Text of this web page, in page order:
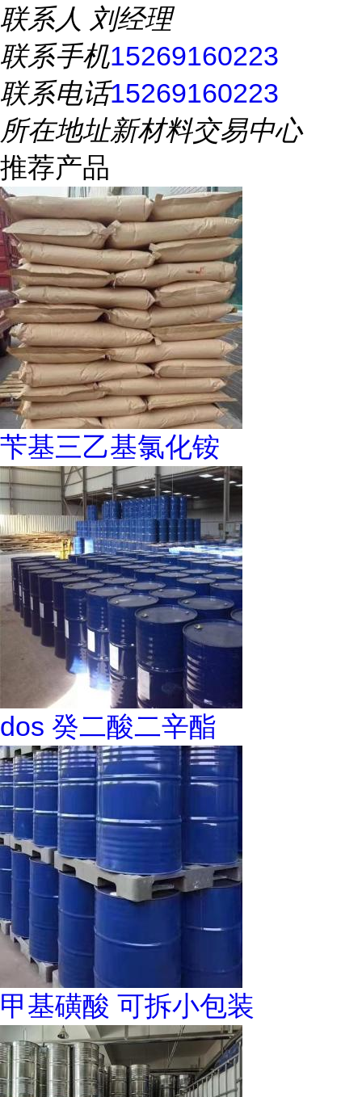
联系人 刘经理
联系手机15269160223
联系电话15269160223
所在地址新材料交易中心
推荐产品
苄基三乙基氯化铵
dos 癸二酸二辛酯
甲基磺酸 可拆小包装